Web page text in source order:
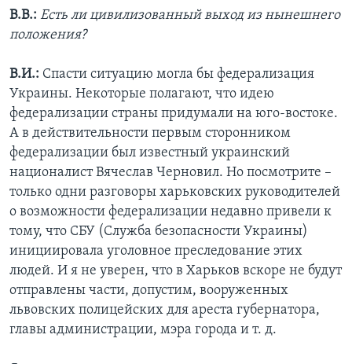
В.В.: Есть ли цивилизованный выход из нынешнего
положения?
В.И.: Спасти ситуацию могла бы федерализация
Украины. Некоторые полагают, что идею
федерализации страны придумали на юго-востоке.
А в действительности первым сторонником
федерализации был известный украинский
националист Вячеслав Черновил. Но посмотрите –
только одни разговоры харьковских руководителей
о возможности федерализации недавно привели к
тому, что СБУ (Служба безопасности Украины)
инициировала уголовное преследование этих
людей. И я не уверен, что в Харьков вскоре не будут
отправлены части, допустим, вооруженных
львовских полицейских для ареста губернатора,
главы администрации, мэра города и т. д.